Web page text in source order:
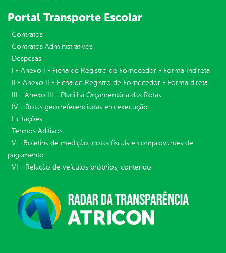
Portal Transporte Escolar
Contratos
Contratos Administrativos
Despesas
I - Anexo I - Ficha de Registro de Fornecedor - Forma Indireta
II - Anexo II - Ficha de Registro de Fornecedor - Forma direta
III - Anexo III - Planilha Orçamentária das Rotas
IV - Rotas georreferenciadas em execução
Licitações
Termos Aditivos
V - Boletins de medição, notas fiscais e comprovantes de
pagamento
VI - Relação de veículos próprios, contendo